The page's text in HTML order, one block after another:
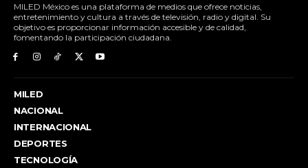
MILED México es una plataforma de medios que ofrece noticias,
entretenimiento y cultura a través de televisión, radio y digital. Su
objetivo es proporcionar información accesible y de calidad,
fomentando la participación ciudadana.
MILED
NACIONAL
INTERNACIONAL
DEPORTES
TECNOLOGÍA